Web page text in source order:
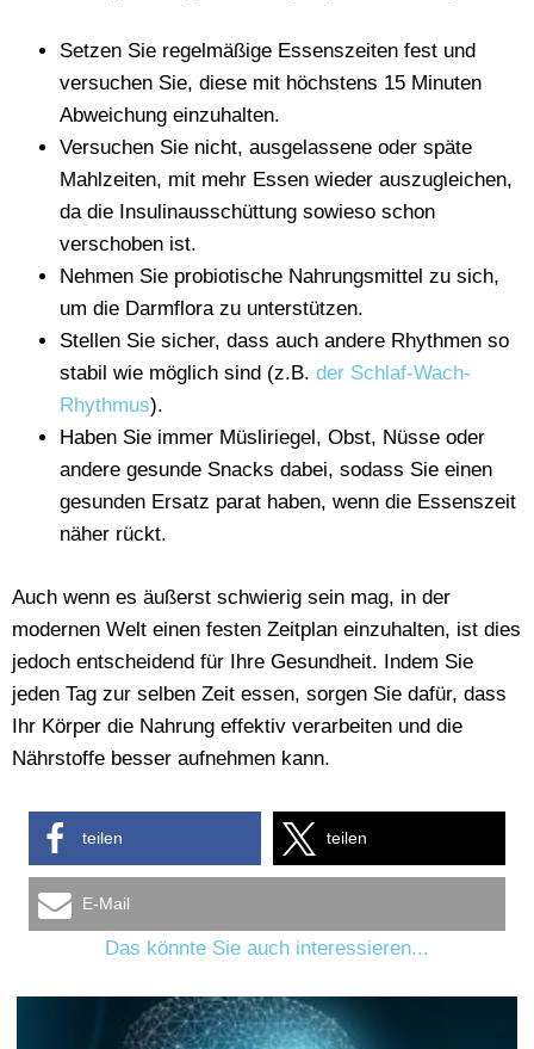
Setzen Sie regelmäßige Essenszeiten fest und
versuchen Sie, diese mit höchstens 15 Minuten
Abweichung einzuhalten.
Versuchen Sie nicht, ausgelassene oder späte
Mahlzeiten, mit mehr Essen wieder auszugleichen,
da die Insulinausschüttung sowieso schon
verschoben ist.
Nehmen Sie probiotische Nahrungsmittel zu sich,
um die Darmflora zu unterstützen.
Stellen Sie sicher, dass auch andere Rhythmen so
stabil wie möglich sind (z.B. der Schlaf-Wach-
Rhythmus).
Haben Sie immer Müsliriegel, Obst, Nüsse oder
andere gesunde Snacks dabei, sodass Sie einen
gesunden Ersatz parat haben, wenn die Essenszeit
näher rückt.
Auch wenn es äußerst schwierig sein mag, in der
modernen Welt einen festen Zeitplan einzuhalten, ist dies
jedoch entscheidend für Ihre Gesundheit. Indem Sie
jeden Tag zur selben Zeit essen, sorgen Sie dafür, dass
Ihr Körper die Nahrung effektiv verarbeiten und die
Nährstoffe besser aufnehmen kann.
teilen teilen
E-Mail
Das könnte Sie auch interessieren...